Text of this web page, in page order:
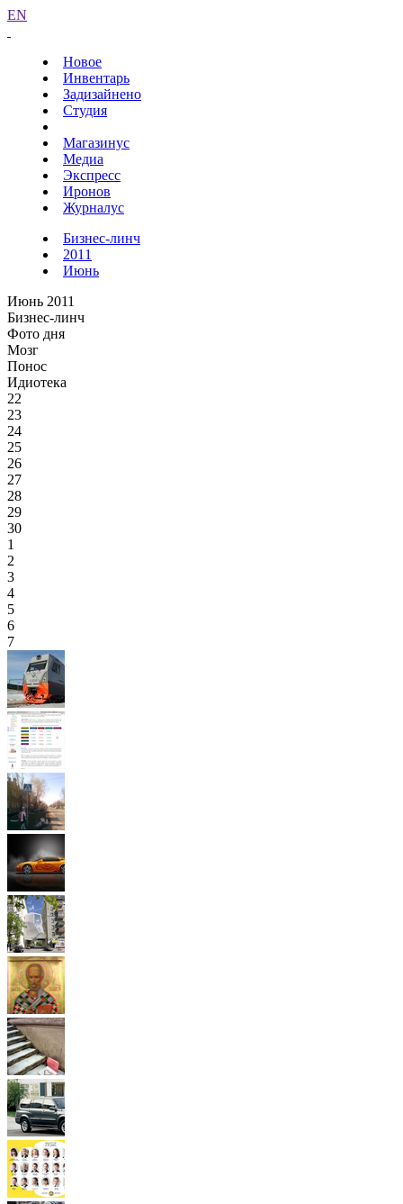
EN
Новое
Инвентарь
Задизайнено
Студия
Магазинус
Медиа
Экспресс
Иронов
Журналус
Бизнес-линч
2011
Июнь
Июнь 2011
Бизнес-линч
Фото дня
Мозг
Понос
Идиотека
22
23
24
25
26
27
28
29
30
1
2
3
4
5
6
7